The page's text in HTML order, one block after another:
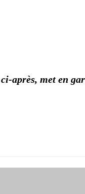
après, met en